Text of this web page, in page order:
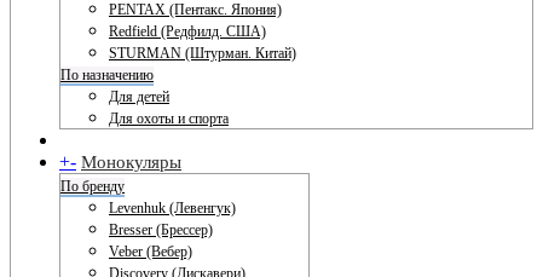
PENTAX (Пентакс. Япония)
Redfield (Редфилд. США)
STURMAN (Штурман. Китай)
По назначению
Для детей
Для охоты и спорта
+- Монокуляры
По бренду
Levenhuk (Левенгук)
Bresser (Брессер)
Veber (Вебер)
Discovery (Дискавери)